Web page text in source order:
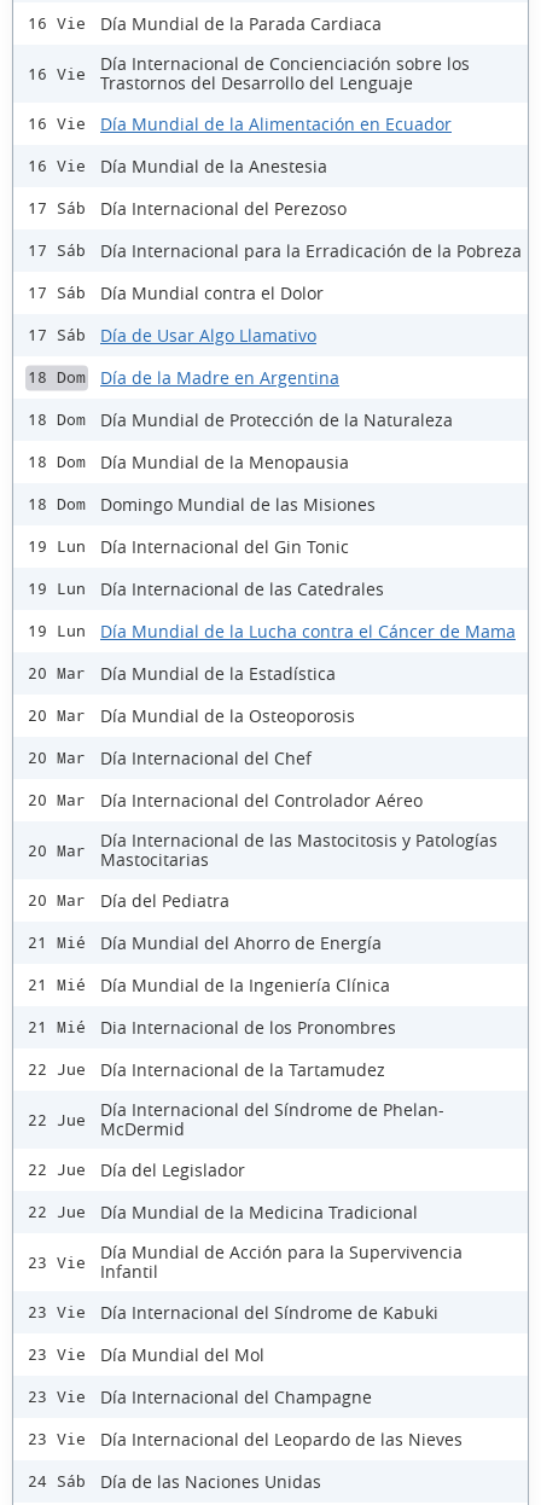
16 Vie Día Mundial de la Parada Cardiaca
16 Vie
Día Internacional de Concienciación sobre los
Trastornos del Desarrollo del Lenguaje
16 Vie Día Mundial de la Alimentación en Ecuador
16 Vie Día Mundial de la Anestesia
17 Sáb Día Internacional del Perezoso
17 Sáb Día Internacional para la Erradicación de la Pobreza
17 Sáb Día Mundial contra el Dolor
17 Sáb Día de Usar Algo Llamativo
18 Dom Día de la Madre en Argentina
18 Dom Día Mundial de Protección de la Naturaleza
18 Dom Día Mundial de la Menopausia
18 Dom Domingo Mundial de las Misiones
19 Lun Día Internacional del Gin Tonic
19 Lun Día Internacional de las Catedrales
19 Lun Día Mundial de la Lucha contra el Cáncer de Mama
20 Mar Día Mundial de la Estadística
20 Mar Día Mundial de la Osteoporosis
20 Mar Día Internacional del Chef
20 Mar Día Internacional del Controlador Aéreo
20 Mar
Día Internacional de las Mastocitosis y Patologías
Mastocitarias
20 Mar Día del Pediatra
21 Mié Día Mundial del Ahorro de Energía
21 Mié Día Mundial de la Ingeniería Clínica
21 Mié Dia Internacional de los Pronombres
22 Jue Día Internacional de la Tartamudez
22 Jue
Día Internacional del Síndrome de Phelan-
McDermid
22 Jue Día del Legislador
22 Jue Día Mundial de la Medicina Tradicional
23 Vie
Día Mundial de Acción para la Supervivencia
Infantil
23 Vie Día Internacional del Síndrome de Kabuki
23 Vie Día Mundial del Mol
23 Vie Día Internacional del Champagne
23 Vie Día Internacional del Leopardo de las Nieves
24 Sáb Día de las Naciones Unidas